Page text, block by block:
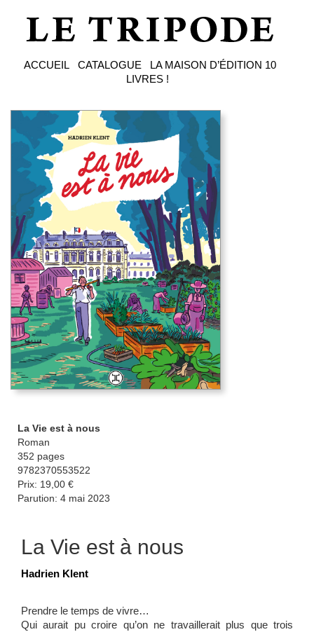
ACCUEIL CATALOGUE LA MAISON D’ÉDITION 10
LIVRES !
La Vie est à nous
Roman
352 pages
9782370553522
Prix: 19,00 €
Parution: 4 mai 2023
La Vie est à nous
Hadrien Klent
Prendre le temps de vivre…
Qui aurait pu croire qu’on ne travaillerait plus que trois